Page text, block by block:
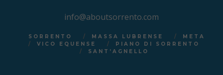
info@aboutsorrento.com
SORRENTO MASSA LUBRENSE
META
VICO EQUENSE
PIANO DI SORRENTO
SANT’AGNELLO